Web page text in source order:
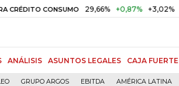
CONSUMO 29,66% +0,87% +3,02% DTF
ANÁLISIS ASUNTOS LEGALES CAJA FUERTE
GRUPO ARGOS EBITDA AMÉRICA LATINA